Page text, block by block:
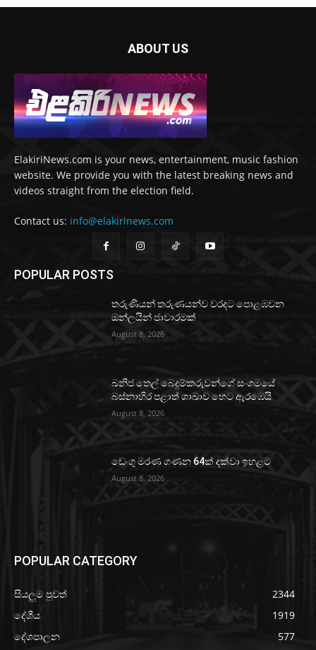
ABOUT US
ElakiriNews.com is your news, entertainment, music fashion
website. We provide you with the latest breaking news and
videos straight from the election field.
Contact us: info@elakirinews.com
POPULAR POSTS
තරුණියන් තරුණයන්ව වරදට පොළඹවන
ඔන්ලයින් ජාවාරමක්
August 8, 2026
ඛනිජ තෙල් බෙදුම්කරුවන්ගේ සංගමයේ
බස්නාහිර පළාත් ශාඛාව හෙට ඇරඹෙයි
August 8, 2026
ඩෙංගු මරණ ගණන 64ක් දක්වා ඉහළට
August 8, 2026
POPULAR CATEGORY
සියලුම පුවත්
2344
දේශීය
1919
දේශපාලන
577